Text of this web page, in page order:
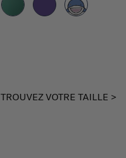
TROUVEZ VOTRE TAILLE >